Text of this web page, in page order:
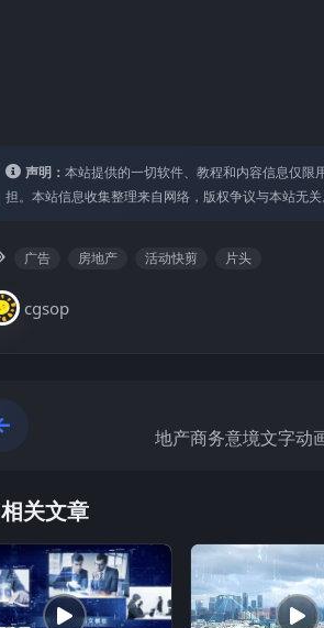
声明： 本站提供的⼀切软件、教程和内容信息仅限
担。本站信息收集整理来⾃⽹络，版权争议与本站⽆
广告 房地产 活动快剪 片头
cgsop
地产商务意境文字动
相关文章